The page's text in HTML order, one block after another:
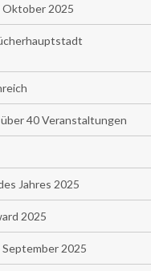
2025
40 Veranstaltungen
Jahres 2025
2025
2025